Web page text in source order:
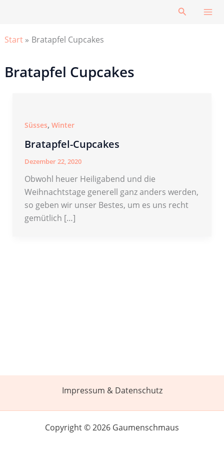
Suchen
Start Bratapfel Cupcakes
Bratapfel Cupcakes
Süsses, Winter
Bratapfel-Cupcakes
Dezember 22, 2020
Obwohl heuer Heiligabend und die
Weihnachtstage generell ganz anders werden,
so geben wir unser Bestes, um es uns recht
gemütlich […]
Impressum & Datenschutz
Copyright © 2026 Gaumenschmaus